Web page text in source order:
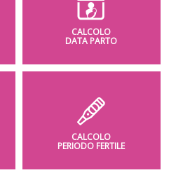
CALCOLO
DATA PARTO
CALCOLO
PERIODO FERTILE